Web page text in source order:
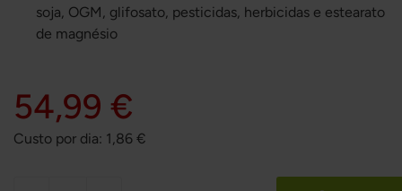
soja, OGM, glifosato, pesticidas, herbicidas e estearato
de magnésio
54,99 €
Custo por dia: 1,86 €